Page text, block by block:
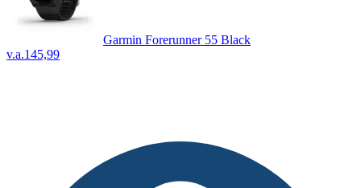
Garmin Forerunner 55 Black
v.a.145,99